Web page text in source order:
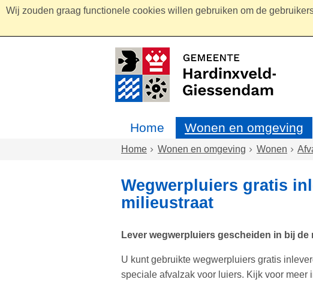
Wij zouden graag functionele cookies willen gebruiken om de
Home Wonen en omgeving
Home Wonen en omgeving Wonen
Wegwerpluiers gratis
milieustraat
Lever wegwerpluiers gescheiden in bij
U kunt gebruikte wegwerpluiers gratis
speciale afvalzak voor luiers. Kijk voor meer